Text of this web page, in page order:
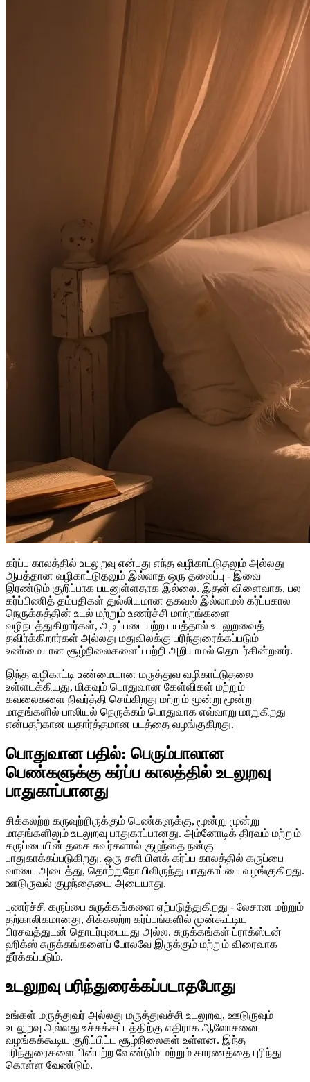
கர்ப்ப காலத்தில் உடலுறவு என்பது எந்த வழிகாட்டுதலும் அல்லது
ஆபத்தான வழிகாட்டுதலும் இல்லாத ஒரு தலைப்பு - இவை
இரண்டும் குறிப்பாக பயனுள்ளதாக இல்லை. இதன் விளைவாக, பல
கர்ப்பிணித் தம்பதிகள் துல்லியமான தகவல் இல்லாமல் கர்ப்பகால
நெருக்கத்தின் உடல் மற்றும் உணர்ச்சி மாற்றங்களை
வழிநடத்துகிறார்கள், அடிப்படையற்ற பயத்தால் உடலுறவைத்
தவிர்க்கிறார்கள் அல்லது மதுவிலக்கு பரிந்துரைக்கப்படும்
உண்மையான சூழ்நிலைகளைப் பற்றி அறியாமல் தொடர்கின்றனர்.
இந்த வழிகாட்டி உண்மையான மருத்துவ வழிகாட்டுதலை
உள்ளடக்கியது, மிகவும் பொதுவான கேள்விகள் மற்றும்
கவலைகளை நிவர்த்தி செய்கிறது மற்றும் மூன்று மூன்று
மாதங்களில் பாலியல் நெருக்கம் பொதுவாக எவ்வாறு மாறுகிறது
என்பதற்கான யதார்த்தமான படத்தை வழங்குகிறது.
பொதுவான பதில்: பெரும்பாலான
பெண்களுக்கு கர்ப்ப காலத்தில் உடலுறவு
பாதுகாப்பானது
சிக்கலற்ற கருவுற்றிருக்கும் பெண்களுக்கு, மூன்று மூன்று
மாதங்களிலும் உடலுறவு பாதுகாப்பானது. அம்னோடிக் திரவம் மற்றும்
கருப்பையின் தசை சுவர்களால் குழந்தை நன்கு
பாதுகாக்கப்படுகிறது. ஒரு சளி பிளக் கர்ப்ப காலத்தில் கருப்பை
வாயை அடைத்து, தொற்றுநோயிலிருந்து பாதுகாப்பை வழங்குகிறது.
ஊடுருவல் குழந்தையை அடையாது.
புணர்ச்சி கருப்பை சுருக்கங்களை ஏற்படுத்துகிறது - லேசான மற்றும்
தற்காலிகமானது, சிக்கலற்ற கர்ப்பங்களில் முன்கூட்டிய
பிரசவத்துடன் தொடர்புடையது அல்ல. சுருக்கங்கள் ப்ராக்ஸ்டன்
ஹிக்ஸ் சுருக்கங்களைப் போலவே இருக்கும் மற்றும் விரைவாக
தீர்க்கப்படும்.
உடலுறவு பரிந்துரைக்கப்படாதபோது
உங்கள் மருத்துவர் அல்லது மருத்துவச்சி உடலுறவு, ஊடுருவும்
உடலுறவு அல்லது உச்சக்கட்டத்திற்கு எதிராக ஆலோசனை
வழங்கக்கூடிய குறிப்பிட்ட சூழ்நிலைகள் உள்ளன. இந்த
பரிந்துரைகளை பின்பற்ற வேண்டும் மற்றும் காரணத்தை புரிந்து
கொள்ள வேண்டும்.